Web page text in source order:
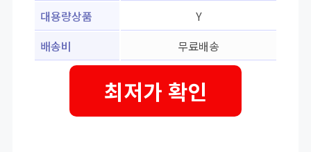
대용량상품
Y
배송비
무료배송
최저가 확인